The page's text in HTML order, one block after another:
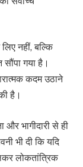
नहीं, बल्कि
गया है।
कदम उठाने
है।
और भागीदारी से ही
भी दी कि यदि
लोकतांत्रिक